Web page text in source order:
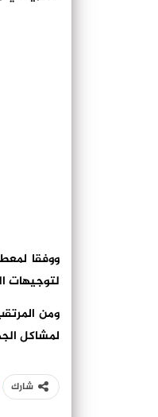
ووفقا
لتوجيهات
ومن
لمشاكل
شارك